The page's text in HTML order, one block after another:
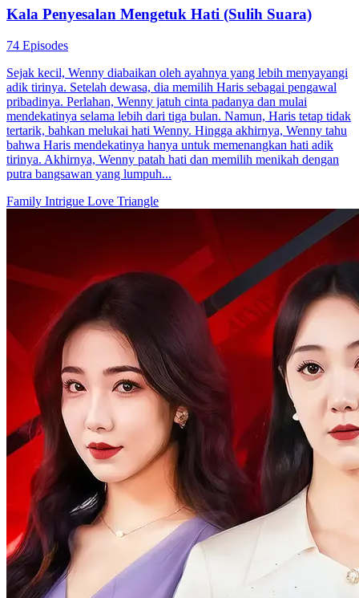
Kala Penyesalan Mengetuk Hati (Sulih Suara)
74 Episodes
Sejak kecil, Wenny diabaikan oleh ayahnya yang lebih menyayangi
adik tirinya. Setelah dewasa, dia memilih Haris sebagai pengawal
pribadinya. Perlahan, Wenny jatuh cinta padanya dan mulai
mendekatinya selama lebih dari tiga bulan. Namun, Haris tetap tidak
tertarik, bahkan melukai hati Wenny. Hingga akhirnya, Wenny tahu
bahwa Haris mendekatinya hanya untuk memenangkan hati adik
tirinya. Akhirnya, Wenny patah hati dan memilih menikah dengan
putra bangsawan yang lumpuh...
Family IntrigueLove Triangle